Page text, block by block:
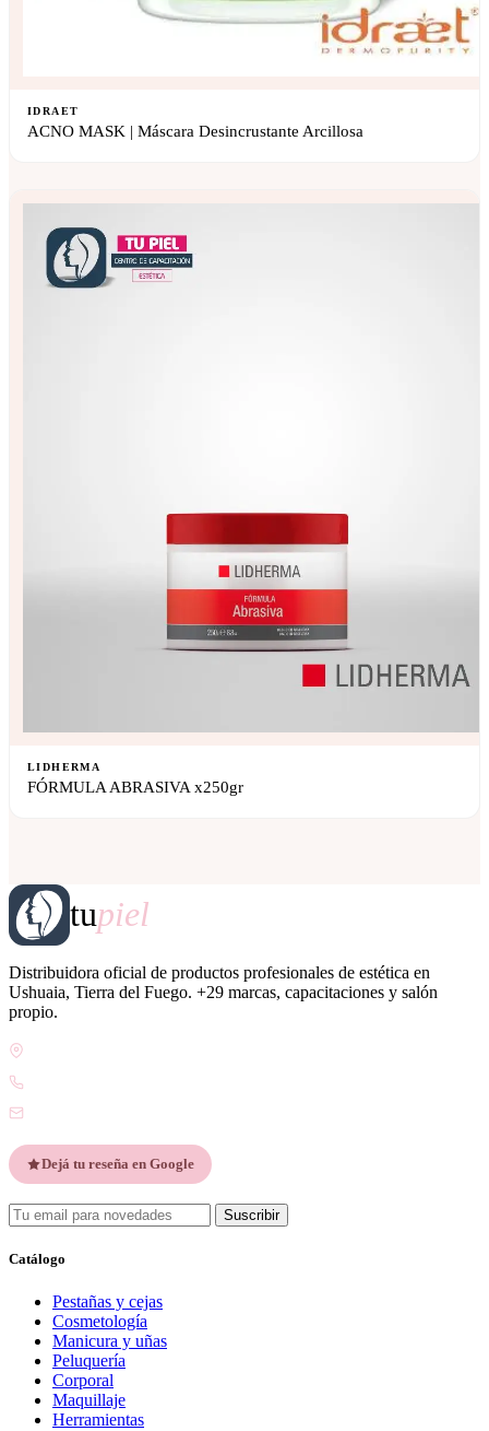
IDRAET
ACNO MASK | Máscara Desincrustante Arcillosa
LIDHERMA
FÓRMULA ABRASIVA x250gr
tupiel
Distribuidora oficial de productos profesionales de estética en
Ushuaia, Tierra del Fuego. +29 marcas, capacitaciones y salón
propio.
Dejá tu reseña en Google
Suscribir
Catálogo
Pestañas y cejas
Cosmetología
Manicura y uñas
Peluquería
Corporal
Maquillaje
Herramientas